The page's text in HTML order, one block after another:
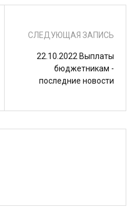
СЛЕДУЮЩАЯ ЗАПИСЬ
22.10.2022 Выплаты
бюджетникам -
последние новости